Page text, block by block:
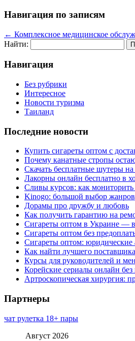
Навигация по записям
← Комплексное медицинское
Найти:
Навигация
Без рубрики
Интересное
Новости туризма
Таиланд
Последние новости
Купить сигареты оптом с
Почему канатные стропы
Скачать бесплатные шутеры
Лакорны онлайн бесплатно в
Сливы курсов: как
Kinogo: большой выбор жанров
Дорамы про дружбу и любовь
Как получить гарантию на
Сигареты оптом в Украине —
Сигареты оптом без
Сигареты оптом: юридические
Как найти лучшего
Курсы для руководителей и
Корейские сериалы онлайн
Артроскопическая хирургия:
Партнеры
чат рулетка 18+ пары
Август 2026